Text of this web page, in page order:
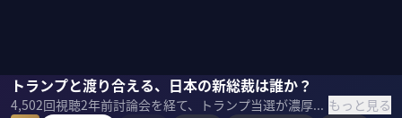
トランプと渡り合える、日本の新総裁は誰か？
4,502回視聴2年前 討論会を経て、トランプ当選が濃厚となった米国大統領選。トランプ再選は、米国の経済と株価にどのようなインパクトを与えるのか？セクターごとの明暗はどう分かれるのか？そして、日本の自民党総裁選にどんな影響があるのか？経済アナリストのジョセフ・クラフト氏に聞いた。 ＜ゲスト＞ ジョセフ・クラフト｜経済アナリスト 1986年カリフォルニア大学バークレイ校卒業後モルガン・スタンレーNYKに入社。1987年同社東京支社に着任し為替と債券トレーディングの共同ヘッド。2000年以降はマネージングディレクターを務めるコーポレート・デリバティブ・セールスのヘッド、債券営業、アジア・太平洋地域における為替営業の責任者なども歴任。2007年ドレスナー・クラインオート証券、2010年バンク・オブ・アメリカ東京支店副支店長兼為替本部長などを経て、2015年ロールシャッハ・アドバイザリー㈱代表取締役就任。SBI FXトレード社外取締役及び ソニー・グループ株式会社社外取締役。 もっと見る
ジョセフ・クラフト佐々木紀彦